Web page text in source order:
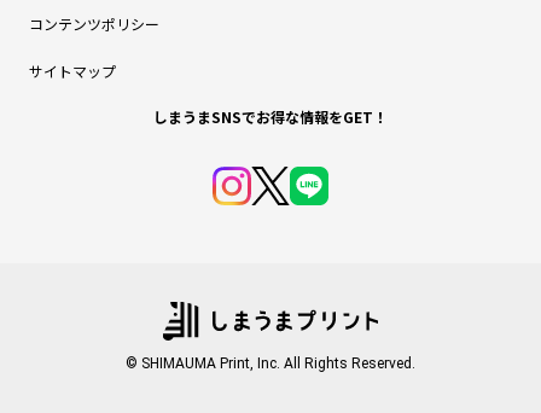
コンテンツポリシー
サイトマップ
しまうまSNSでお得な情報をGET！
© SHIMAUMA Print, Inc. All Rights Reserved.